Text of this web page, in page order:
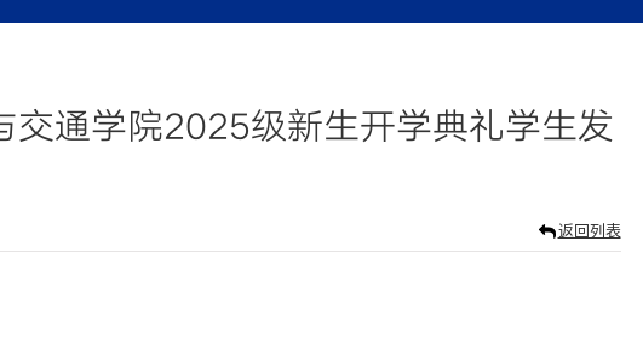
交通学院2025级新生开学典礼学生发
返回列表